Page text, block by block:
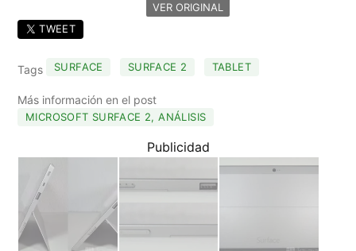
VER ORIGINAL
TWEET
Tags SURFACE SURFACE 2 TABLET
Más información en el post
MICROSOFT SURFACE 2, ANÁLISIS